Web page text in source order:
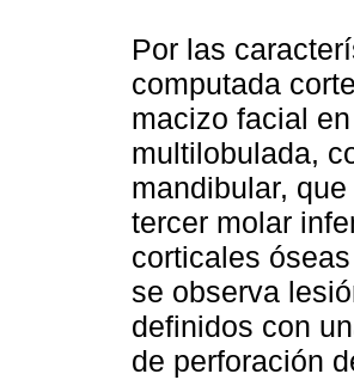
Por las
computada
macizo facial
multilobulada,
mandibular,
tercer molar
corticales
se observa
definidos con
de perforación